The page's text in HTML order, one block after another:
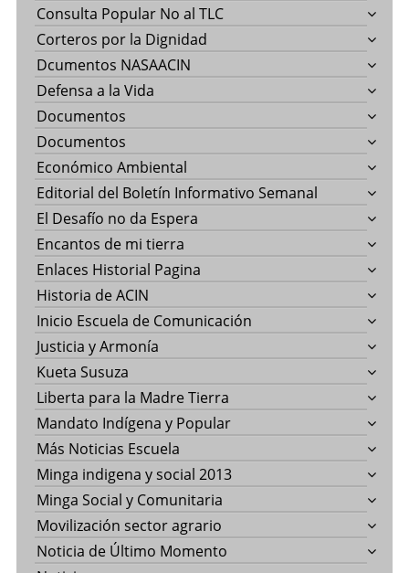
Consulta Popular No al TLC
Corteros por la Dignidad
Dcumentos NASAACIN
Defensa a la Vida
Documentos
Documentos
Económico Ambiental
Editorial del Boletín Informativo Semanal
El Desafío no da Espera
Encantos de mi tierra
Enlaces Historial Pagina
Historia de ACIN
Inicio Escuela de Comunicación
Justicia y Armonía
Kueta Susuza
Liberta para la Madre Tierra
Mandato Indígena y Popular
Más Noticias Escuela
Minga indigena y social 2013
Minga Social y Comunitaria
Movilización sector agrario
Noticia de Último Momento